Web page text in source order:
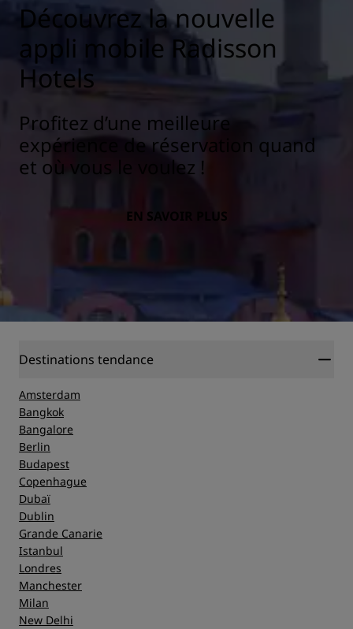
Découvrez la nouvelle
appli mobile Radisson
Hotels
Profitez d’une meilleure
expérience de réservation quand
et où vous le voulez !
EN SAVOIR PLUS
Destinations tendance
Amsterdam
Bangkok
Bangalore
Berlin
Budapest
Copenhague
Dubaï
Dublin
Grande Canarie
Istanbul
Londres
Manchester
Milan
New Delhi